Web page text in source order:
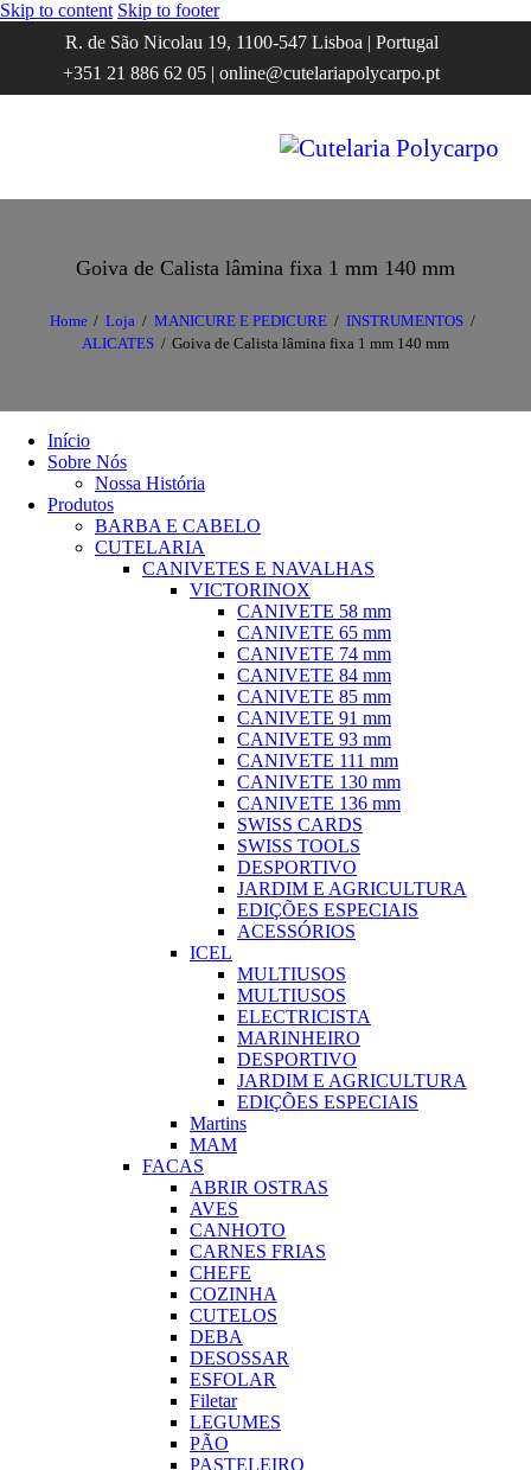
Skip to content Skip to footer
R. de São Nicolau 19, 1100-547 Lisboa | Portugal
+351 21 886 62 05 | online@cutelariapolycarpo.pt
Goiva de Calista lâmina fixa 1 mm 140 mm
Home Loja MANICURE E PEDICURE
INSTRUMENTOS
ALICATES
Goiva de Calista lâmina fixa 1 mm 140 mm
Início
Sobre Nós
Nossa História
Produtos
BARBA E CABELO
CUTELARIA
CANIVETES E NAVALHAS
VICTORINOX
CANIVETE 58 mm
CANIVETE 65 mm
CANIVETE 74 mm
CANIVETE 84 mm
CANIVETE 85 mm
CANIVETE 91 mm
CANIVETE 93 mm
CANIVETE 111 mm
CANIVETE 130 mm
CANIVETE 136 mm
SWISS CARDS
SWISS TOOLS
DESPORTIVO
JARDIM E AGRICULTURA
EDIÇÕES ESPECIAIS
ACESSÓRIOS
ICEL
MULTIUSOS
MULTIUSOS
ELECTRICISTA
MARINHEIRO
DESPORTIVO
JARDIM E AGRICULTURA
EDIÇÕES ESPECIAIS
Martins
MAM
FACAS
ABRIR OSTRAS
AVES
CANHOTO
CARNES FRIAS
CHEFE
COZINHA
CUTELOS
DEBA
DESOSSAR
ESFOLAR
Filetar
LEGUMES
PÃO
PASTELEIRO